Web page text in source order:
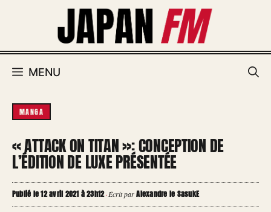
MENU
MANGA
« ATTACK ON TITAN »: CONCEPTION DE
L’ÉDITION DE LUXE PRÉSENTÉE
Publié le 12 avril 2021 à 23h12·Écrit parAlexandre le SasukE